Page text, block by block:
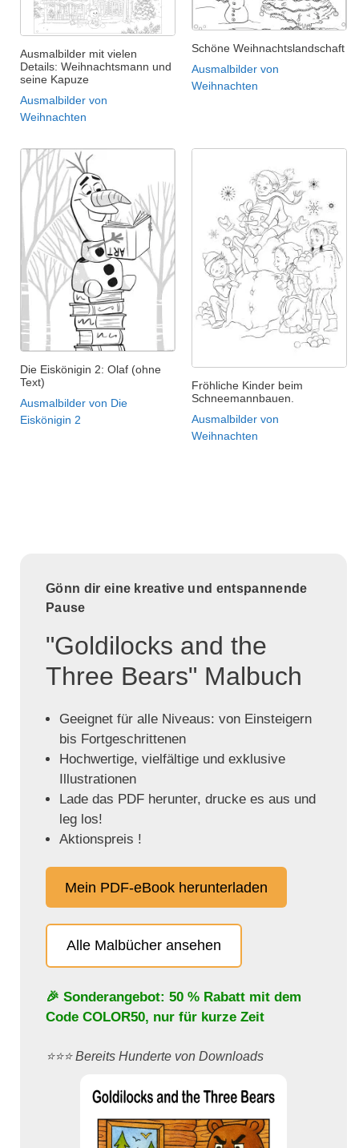
Ausmalbilder mit vielen
Details: Weihnachtsmann und
seine Kapuze
Ausmalbilder von
Weihnachten
Schöne Weihnachtslandschaft
Ausmalbilder von
Weihnachten
Die Eiskönigin 2: Olaf (ohne
Text)
Ausmalbilder von Die
Eiskönigin 2
Fröhliche Kinder beim
Schneemannbauen.
Ausmalbilder von
Weihnachten
Gönn dir eine kreative und entspannende
Pause
"Goldilocks and the
Three Bears" Malbuch
Geeignet für alle Niveaus: von Einsteigern
bis Fortgeschrittenen
Hochwertige, vielfältige und exklusive
Illustrationen
Lade das PDF herunter, drucke es aus und
leg los!
Aktionspreis !
Mein PDF-eBook herunterladen
Alle Malbücher ansehen
🎉 Sonderangebot: 50 % Rabatt mit dem
Code COLOR50, nur für kurze Zeit
⭐️⭐️⭐️ Bereits Hunderte von Downloads